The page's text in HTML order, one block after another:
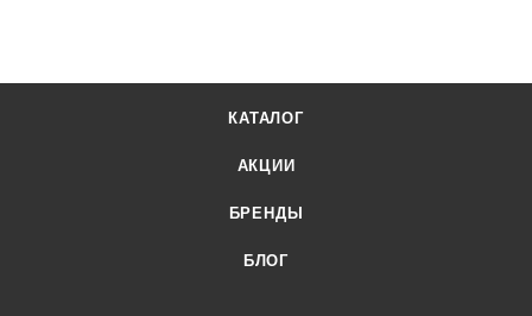
КАТАЛОГ
АКЦИИ
БРЕНДЫ
БЛОГ